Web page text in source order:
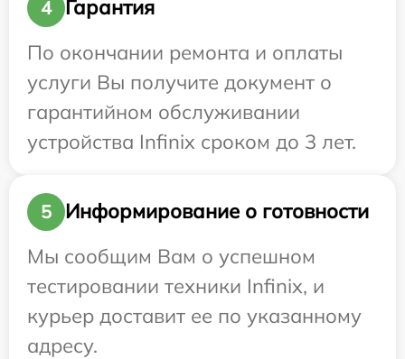
4
Гарантия
По окончании ремонта и оплаты
услуги Вы получите документ о
гарантийном обслуживании
устройства Infinix сроком до 3 лет.
5
Информирование о готовности
Мы сообщим Вам о успешном
тестировании техники Infinix, и
курьер доставит ее по указанному
адресу.